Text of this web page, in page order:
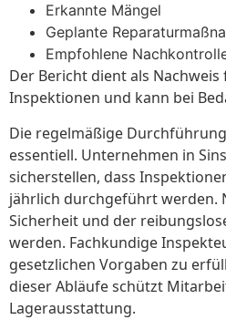
Erkannte Mängel
Geplante
Empfohlene
Der Bericht dient als
Inspektionen und kann bei
Die regelmäßige
essentiell. Unternehmen in
sicherstellen, dass
jährlich durchgeführt werden.
Sicherheit und der
werden. Fachkundige
gesetzlichen Vorgaben zu
dieser Abläufe schützt
Lagerausstattung.